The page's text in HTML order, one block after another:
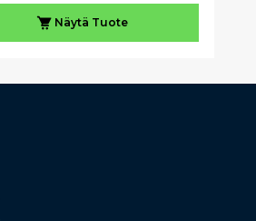
Näytä Tuote